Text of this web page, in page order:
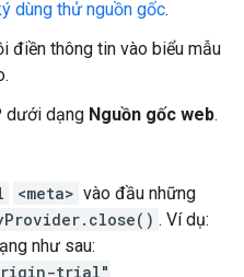
dùng thử nguồn gốc.
điền thông tin vào biểu mẫu
dưới dạng Nguồn gốc web.
<meta> vào đầu những
. Ví dụ:
như sau:
trial"